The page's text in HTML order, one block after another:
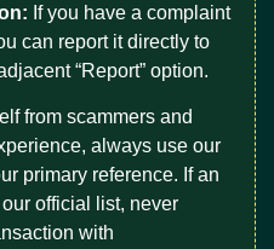
If you have a complaint
can report it directly to
“Report” option.
from scammers and
always use our
primary reference. If an
official list, never
with